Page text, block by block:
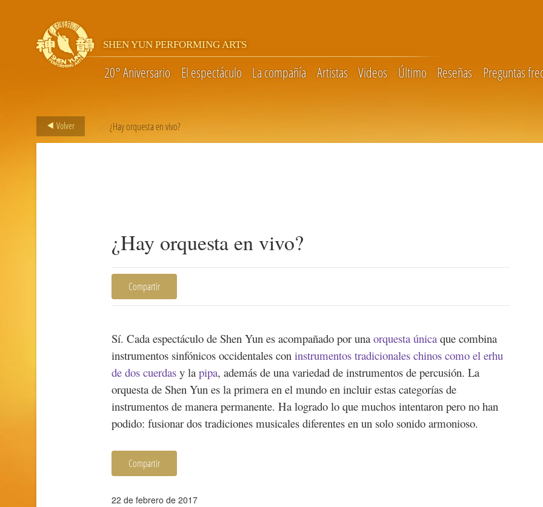
SHEN YUN PERFORMING ARTS
20° Aniversario El espectáculo La compañía Artistas Videos Último Reseñas Preguntas
Volver > ¿Hay orquesta en vivo?
¿Hay orquesta en vivo?
Compartir
Sí. Cada espectáculo de Shen Yun es acompañado por una orquesta únicaque combina
instrumentos sinfónicos occidentales con instrumentos tradicionales chinos como el erhu
de dos cuerdasy la pipa, además de una variedad de instrumentos de percusión. La
orquesta de Shen Yun es la primera en el mundo en incluir estas categorías de
instrumentos de manera permanente. Ha logrado lo que muchos intentaron pero no han
podido: fusionar dos tradiciones musicales diferentes en un solo sonido armonioso.
Compartir
22 de febrero de 2017